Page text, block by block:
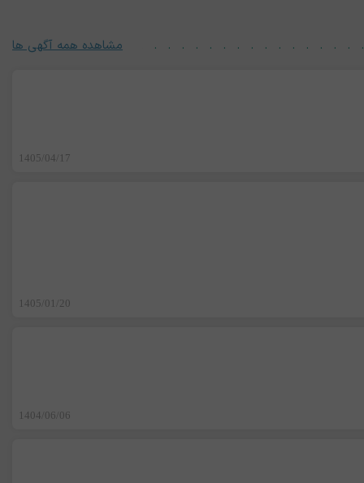
مشاهده همه آگهی ها
1405/04/17
1405/01/20
1404/06/06